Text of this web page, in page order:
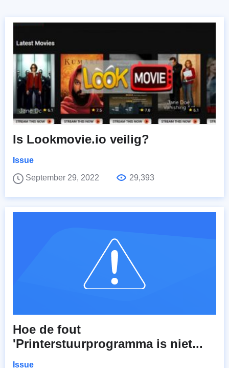
Is Lookmovie.io veilig?
Issue
September 29, 2022
29,393
Hoe de fout
'Printerstuurprogramma is niet...
Issue